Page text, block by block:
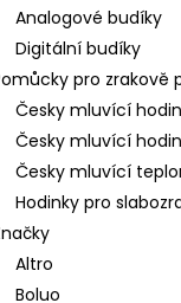
Analogové budíky
Digitální budíky
pro zrakově
Česky mluvící
Česky mluvící
Česky mluvící
Hodinky pro
Altro
Boluo